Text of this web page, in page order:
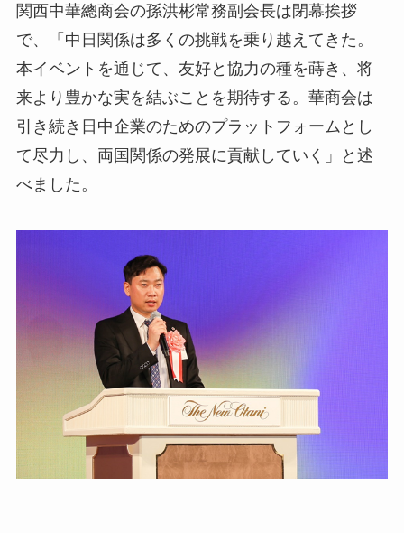
関西中華總商会の孫洪彬常務副会長は閉幕挨拶
で、「中日関係は多くの挑戦を乗り越えてきた。
本イベントを通じて、友好と協力の種を蒔き、将
来より豊かな実を結ぶことを期待する。華商会は
引き続き日中企業のためのプラットフォームとし
て尽力し、両国関係の発展に貢献していく」と述
べました。